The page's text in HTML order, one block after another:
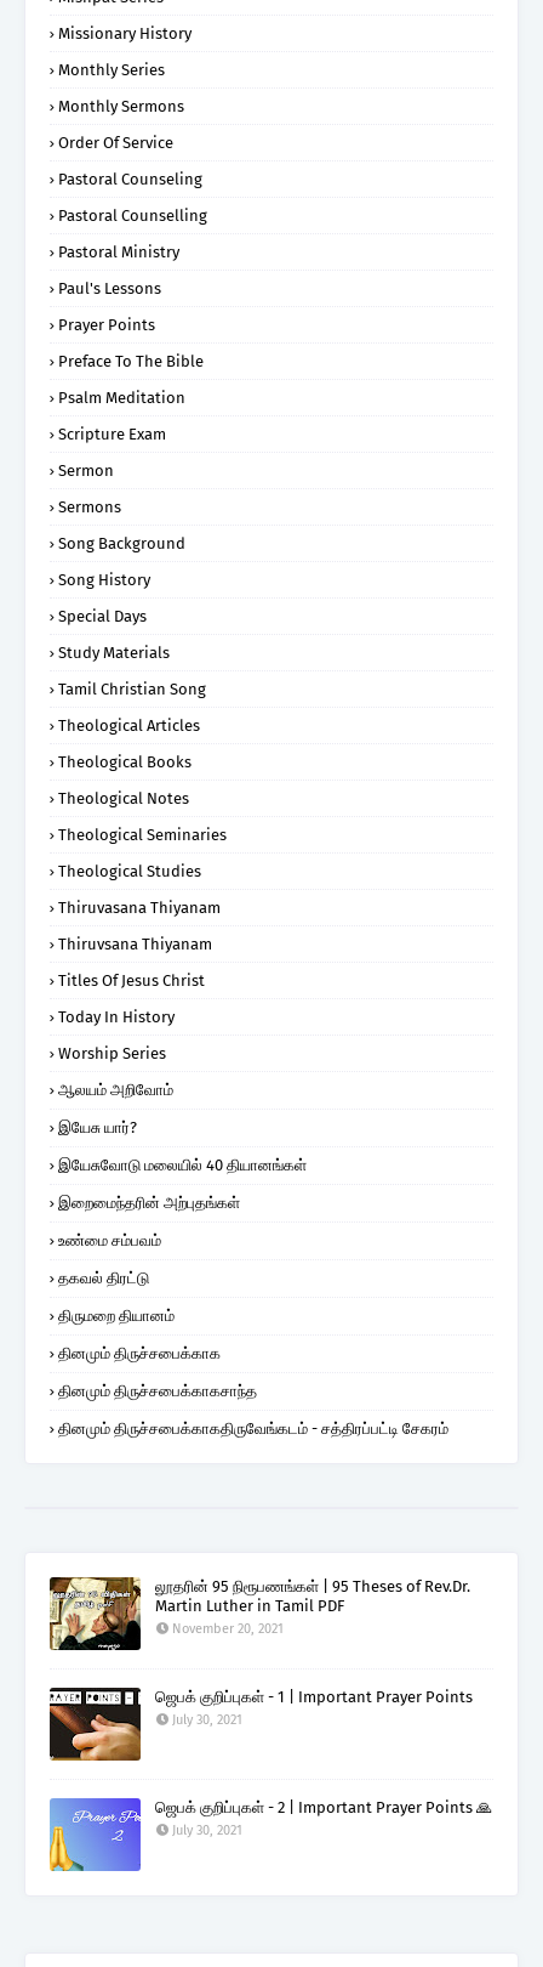
Missionary History
Monthly Series
Monthly Sermons
Order Of Service
Pastoral Counseling
Pastoral Counselling
Pastoral Ministry
Paul's Lessons
Prayer Points
Preface To The Bible
Psalm Meditation
Scripture Exam
Sermon
Sermons
Song Background
Song History
Special Days
Study Materials
Tamil Christian Song
Theological Articles
Theological Books
Theological Notes
Theological Seminaries
Theological Studies
Thiruvasana Thiyanam
Thiruvsana Thiyanam
Titles Of Jesus Christ
Today In History
Worship Series
ஆலயம் அறிவோம்
இயேசு யார்?
இயேசுவோடு மலையில் 40 தியானங்கள்
இறைமைந்தரின் அற்புதங்கள்
உண்மை சம்பவம்
தகவல் திரட்டு
திருமறை தியானம்
தினமும் திருச்சபைக்காக
தினமும் திருச்சபைக்காகசாந்த
தினமும் திருச்சபைக்காகதிருவேங்கடம் - சத்திரப்பட்டி சேகரம்
லூதரின் 95 நிரூபணங்கள் | 95 Theses of Rev.Dr.
Martin Luther in Tamil PDF
November 20, 2021
ஜெபக் குறிப்புகள் - 1 | Important Prayer Points
July 30, 2021
ஜெபக் குறிப்புகள் - 2 | Important Prayer Points 🙏
July 30, 2021